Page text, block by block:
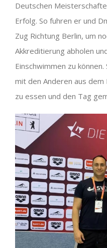
Deutschen
Erfolg. So fuhren er und
Zug Richtung Berlin, um
Akkreditierung abholen
Einschwimmen zu
mit den Anderen aus dem
zu essen und den Tag